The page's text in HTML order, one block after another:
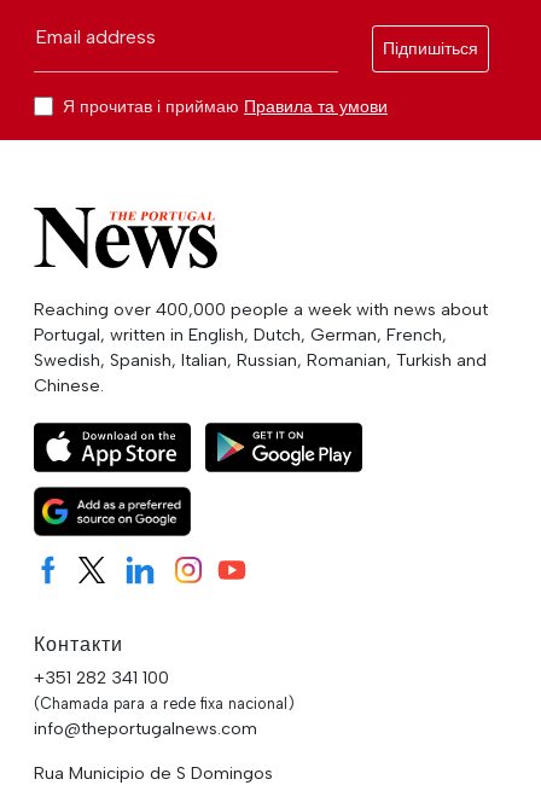
Email address
Підпишіться
Я прочитав і приймаю Правила та умови
Reaching over 400,000 people a week with news about
Portugal, written in English, Dutch, German, French,
Swedish, Spanish, Italian, Russian, Romanian, Turkish and
Chinese.
Контакти
+351 282 341 100
(Chamada para a rede fixa nacional)
info@theportugalnews.com
Rua Municipio de S Domingos